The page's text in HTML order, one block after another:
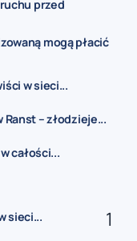
przed
mogą płacić
w sieci...
– złodzieje...
całości...
sieci...